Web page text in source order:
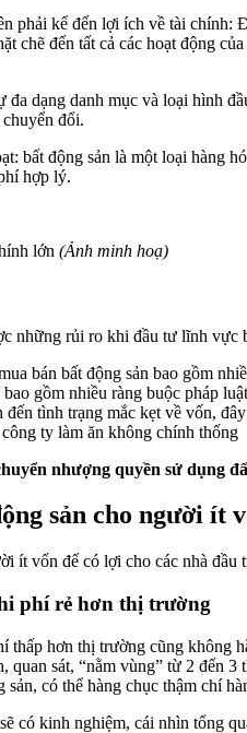
phải kể đến lợi ích về tài chính:
chẽ đến tất cả các hoạt động
dạng danh mục và loại hình
đổi.
bất động sản là một loại hàng
hợp lý.
lớn (Ảnh minh hoạ)
những rủi ro khi đầu tư lĩnh vực
bán bất động sản bao gồm
gồm nhiều ràng buộc pháp
tình trạng mắc kẹt về vốn,
ty làm ăn không chính thống
nhượng quyền sử dụng
sản cho người ít
ít vốn để có lợi cho các nhà
phí rẻ hơn thị trường
thấp hơn thị trường cũng không
quan sát, “nằm vùng” từ 2 đến
có thể hàng chục thậm chí
có kinh nghiệm, cái nhìn tổng